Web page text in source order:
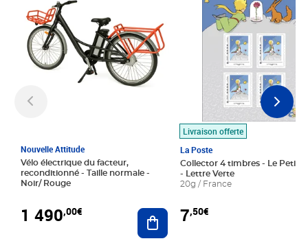
Nouvelle Attitude
Vélo électrique du facteur,
reconditionné - Taille normale -
Noir/ Rouge
1 490,00€ Ajouter au panier
Livraison offerte
La Poste
Collector 4 timbres - Le Petit
- Lettre Verte
20g / France
7,50€